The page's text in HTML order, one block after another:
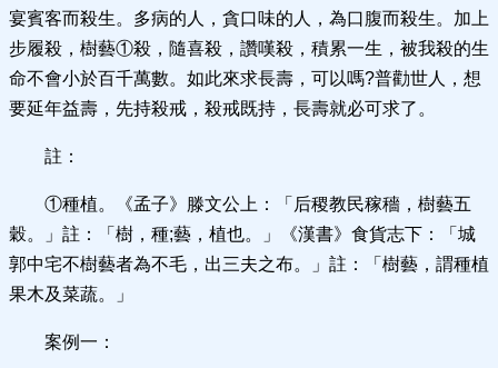
宴賓客而殺生。多病的人，貪口味的人，為口腹而殺生。加上
步履殺，樹藝①殺，隨喜殺，讚嘆殺，積累一生，被我殺的生
命不會小於百千萬數。如此來求長壽，可以嗎?普勸世人，想
要延年益壽，先持殺戒，殺戒既持，長壽就必可求了。
註：
①種植。《孟子》滕文公上：「后稷教民稼穡，樹藝五
穀。」註：「樹，種;藝，植也。」《漢書》食貨志下：「城
郭中宅不樹藝者為不毛，出三夫之布。」註：「樹藝，謂種植
果木及菜蔬。」
案例一：